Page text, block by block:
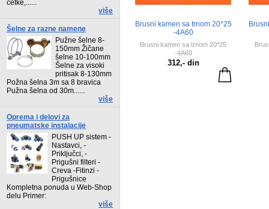
četke,......
više
Šelne za razne namene
Pužne šelne 8-
150mm Žičane
šelne 10-100mm
Šelne za visoki
pritisak 8-130mm
Požna šelna 3m sa 8 bravica
Pužna šelna od 30m......
više
Oprema i delovi za
pneumatske instalacije
PUSH UP sistem -
Nastavci, -
Priključci, -
Prigušni filteri -
Creva -Fitinzi -
Prigušnice
Kompletna ponuda u Web-Shop
delu Primer:
više
Brusni kamen sa trnom 20*25
-4A60
Brusni kamen sa trnom 20*25
-4A60
312,- din